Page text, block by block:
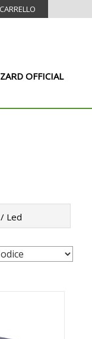
CARRELLO
OFFICIAL
Led